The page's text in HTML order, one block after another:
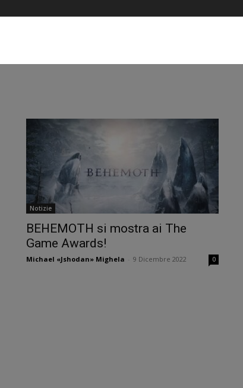
Notizie
BEHEMOTH si mostra ai The
Game Awards!
Michael «Jshodan» Mighela 9 Dicembre 2022 0